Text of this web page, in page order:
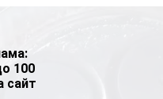
100
сайт